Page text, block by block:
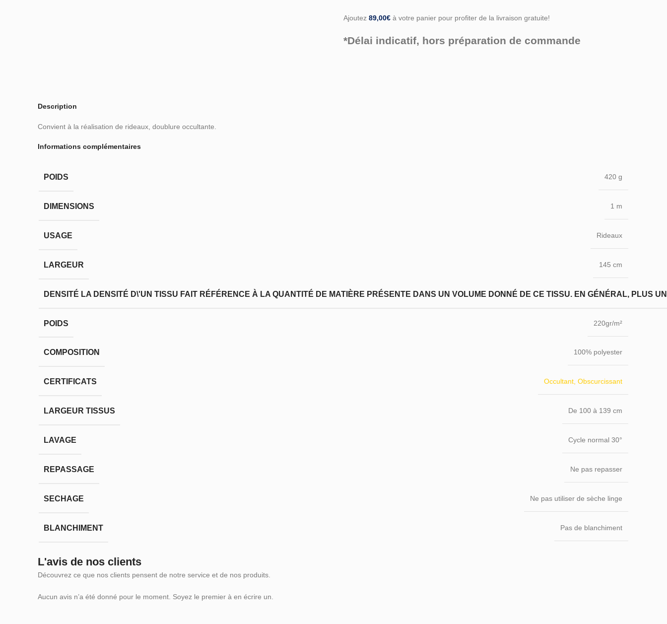
Ajoutez 89,00€ à votre panier pour profiter de la livraison gratuite!
*Délai indicatif, hors préparation de commande
Description
Convient à la réalisation de rideaux, doublure occultante.
Informations complémentaires
POIDS 420 g
DIMENSIONS 1 m
USAGE Rideaux
LARGEUR 145 cm
DENSITÉ LA DENSITÉ D\'UN TISSU FAIT RÉFÉRENCE À LA QUANTITÉ DE MATIÈRE PRÉSENTE DANS UN VOLUME DONNÉ DE CE TISSU. EN GÉNÉRAL, PLUS
POIDS 220gr/m²
COMPOSITION 100% polyester
CERTIFICATS Occultant, Obscurcissant
LARGEUR TISSUS De 100 à 139 cm
LAVAGE Cycle normal 30°
REPASSAGE Ne pas repasser
SECHAGE Ne pas utiliser de sèche linge
BLANCHIMENT Pas de blanchiment
L'avis de nos clients
Découvrez ce que nos clients pensent de notre service et de nos produits.
Aucun avis n’a été donné pour le moment. Soyez le premier à en écrire un.